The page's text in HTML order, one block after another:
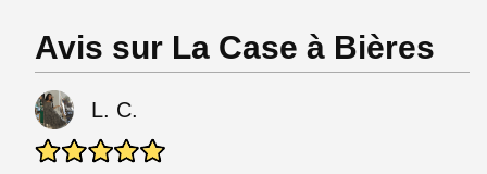
Avis sur La Case à Bières
L. C.